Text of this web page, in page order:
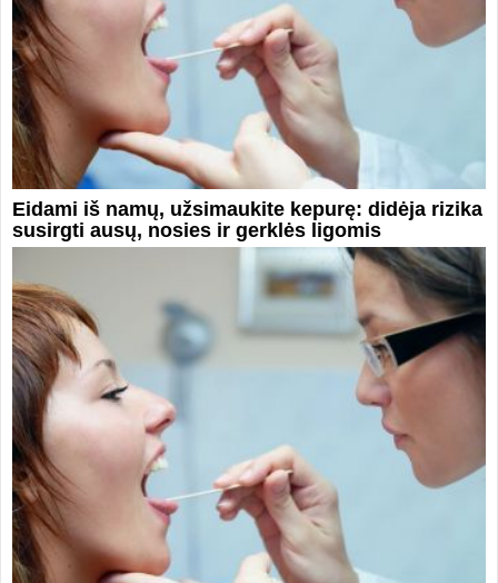
Eidami iš namų, užsimaukite kepurę: didėja rizika
susirgti ausų, nosies ir gerklės ligomis